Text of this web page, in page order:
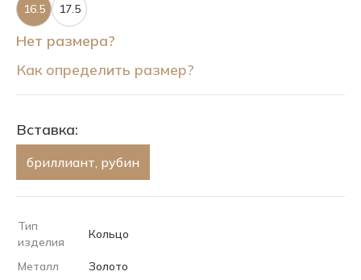
16.5 17.5
Нет размера?
Как определить размер?
Вставка:
бриллиант, рубин
Тип
изделия
Кольцо
Металл
Золото